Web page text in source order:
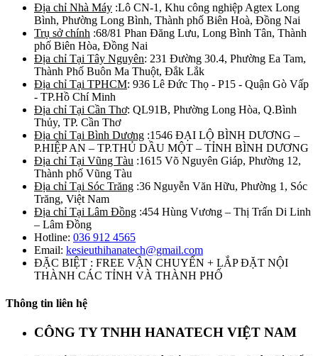
Địa chỉ Nhà Máy :Lô CN-1, Khu công nghiệp Agtex Long
Bình, Phường Long Bình, Thành phố Biên Hoà, Đồng Nai
Trụ sở chính :68/81 Phan Đăng Lưu, Long Bình Tân, Thành
phố Biên Hòa, Đồng Nai
Địa chỉ Tại Tây Nguyên: 231 Đường 30.4, Phường Ea Tam,
Thành Phố Buôn Ma Thuột, Đắk Lắk
Địa chỉ Tại TPHCM: 936 Lê Đức Thọ - P15 - Quận Gò Vấp
- TP.Hồ Chí Minh
Địa chỉ Tại Cần Thơ: QL91B, Phường Long Hòa, Q.Bình
Thủy, TP. Cần Thơ
Địa chỉ Tại Bình Dương :1546 ĐẠI LỘ BÌNH DƯƠNG –
P.HIỆP AN – TP.THỦ DẦU MỘT – TỈNH BÌNH DƯƠNG
Địa chỉ Tại Vũng Tàu :1615 Võ Nguyên Giáp, Phường 12,
Thành phố Vũng Tàu
Địa chỉ Tại Sóc Trăng :36 Nguyễn Văn Hữu, Phường 1, Sóc
Trăng, Việt Nam
Địa chỉ Tại Lâm Đồng :454 Hùng Vương – Thị Trấn Di Linh
– Lâm Đồng
Hotline: 036 912 4565
Email: kesieuthihanatech@gmail.com
ĐẶC BIỆT : FREE VẬN CHUYỂN + LẮP ĐẶT NỘI
THÀNH CÁC TỈNH VÀ THÀNH PHỐ
Thông tin liên hệ
CÔNG TY TNHH HANATECH VIỆT NAM